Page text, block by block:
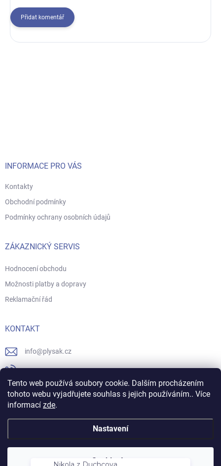
Tento web používá soubory cookie. Dalším procházením
tohoto webu vyjadřujete souhlas s jejich používáním.. Více
informací zde.
Nastavení
Souhlasím
Přidat komentář
INFORMACE PRO VÁS
Kontakty
Obchodní podmínky
Podmínky ochrany osobních údajů
ZÁKAZNICKÝ SERVIS
Hodnocení obchodu
Možnosti platby a dopravy
Reklamační řád
KONTAKT
info@plysak.cz
731706247
https://www.facebook.com/plysak.cz/
plysak_cz
Plyšák . Všechna práva vyhrazena.
Nikola z Duchcova